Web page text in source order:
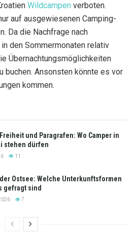
Wildcampen verboten.
auf ausgewiesenen Camping-
Da die Nachfrage nach
den Sommermonaten relativ
Übernachtungsmöglichkeiten
buchen. Ansonsten könnte es vor
kommen.
und Paragrafen: Wo Camper in
stehen dürfen
11
Ostsee: Welche Unterkunftsformen
gefragt sind
7